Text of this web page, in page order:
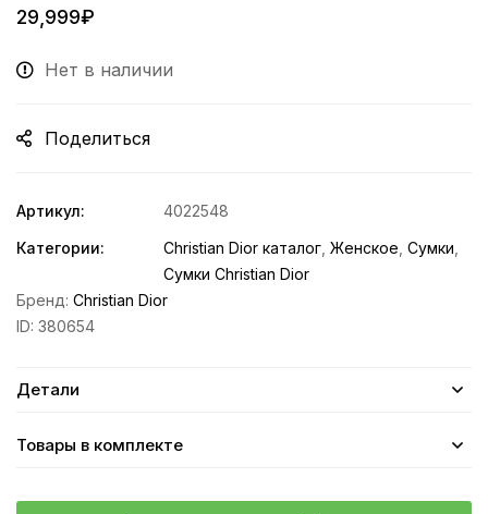
29,999₽
Нет в наличии
Поделиться
Артикул:
4022548
Категории:
Christian Dior каталог Женское Сумки
Сумки Christian Dior
Бренд: Christian Dior
ID: 380654
Детали
Товары в комплекте